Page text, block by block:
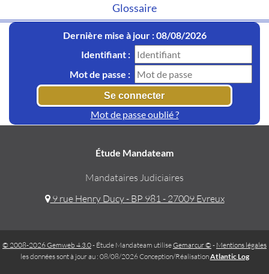
Glossaire
Dernière mise à jour : 08/08/2026
Identifiant :
Mot de passe :
Mot de passe oublié ?
Étude Mandateam
Mandataires Judiciaires
9 rue Henry Ducy - BP 981 - 27009 Evreux
© 2008-2026 Gemweb 4.3.0- Étude Mandateam utiliseGemarcur © - Mentions légales
les données sont à jour au : 08/08/2026 Conception/RéalisationAtlantic Log